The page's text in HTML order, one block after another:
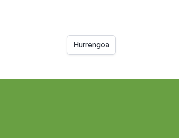
Hurrengoa